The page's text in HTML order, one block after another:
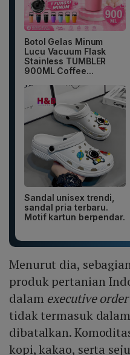
Botol Gelas Minum
Lucu Vacuum Flask
Stainless TUMBLER
900ML Coffee...
Sandal unisex trendi,
sandal pria terbaru.
Motif kartun berpendar.
Menurut dia,
produk pertanian
dalam executive order
tidak termasuk
dibatalkan.
kopi, kakao, serta